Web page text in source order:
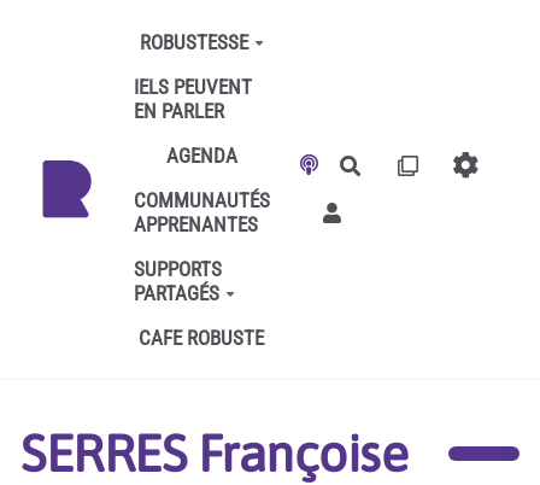
Aller au contenu principal
ROBUSTESSE
IELS PEUVENT
EN PARLER
AGENDA
COMMUNAUTÉS
APPRENANTES
SUPPORTS
PARTAGÉS
CAFE ROBUSTE
Rechercher
SERRES Françoise